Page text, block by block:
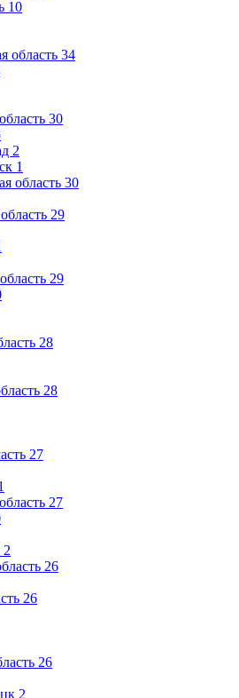
10
область 34
30
2
1
область 30
29
29
28
28
27
27
2
26
26
26
2